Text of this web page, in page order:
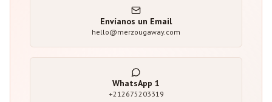
Envíanos un Email
hello@merzougaway.com
WhatsApp 1
+212675203319